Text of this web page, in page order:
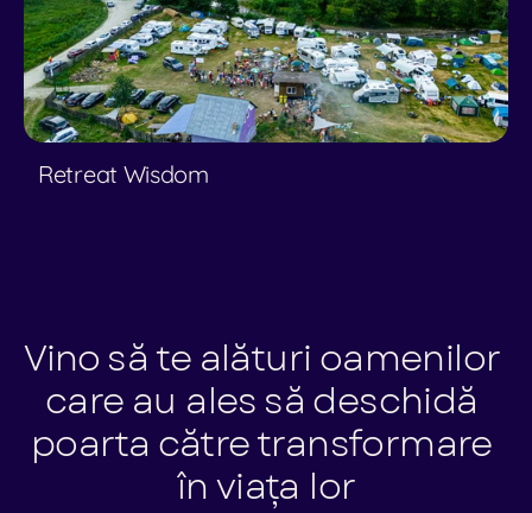
Retreat Wisdom
Vino să te alături oamenilor
care au ales să deschidă
poarta către transformare
în viața lor